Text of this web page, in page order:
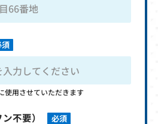
使用させていただきます
ン不要） 必須